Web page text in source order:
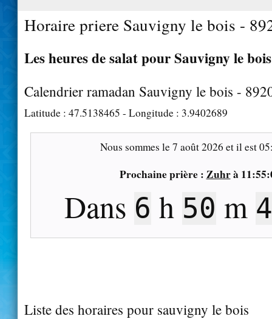
Horaire priere Sauvigny le bois -
Les heures de salat pour Sauvigny le
Calendrier ramadan Sauvigny le bois -
Latitude : 47.5138465 - Longitude : 3.9402689
Nous sommes le7 août 2026 et il est
Prochaine prière : Zuhrà
Dans 6 h 50 m
Liste des horaires pour sauvigny le bois